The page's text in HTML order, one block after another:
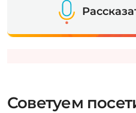
Советуем